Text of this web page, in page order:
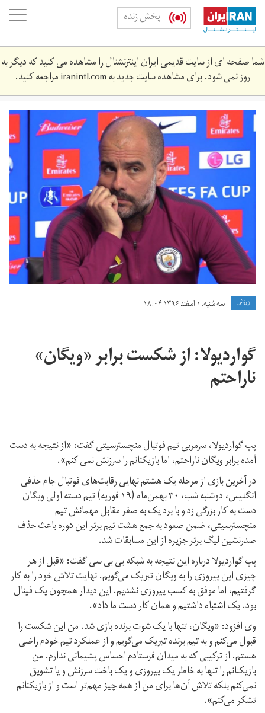
Skip
main
content
پخش زنده
شما صفحه ای از سایت قدیمی ایران اینترنشنال را مشاهده می کنید که دیگر به
روز نمی شود. برای مشاهده سایت جدید بهiranintl.comمراجعه کنید.
maxresdefault.jpg
ورزش سه شنبه, ۱ اسفند ۱۳۹۶ ۱۸:۰۴
گواردیولا: از شکست برابر «ویگان»
ناراحتم
پپ گواردیولا، سرمربی تیم فوتبال منچسترسیتی گفت: «از نتیجه به دست
آمده برابر ویگان ناراحتم، اما بازیکنانم را سرزنش نمی کنم».
در آخرین بازی از مرحله یک هشتم نهایی رقابت‌های فوتبال جام حذفی
انگلیس، دوشنبه شب، ۳۰ بهمن‌ماه (۱۹ فوریه) تیم دسته اولی ویگان
دست به کار بزرگی زد و با برد یک به صفر مقابل مهمانش تیم
منچسترسیتی، ضمن صعود به جمع هشت تیم برتر این دوره باعث حذف
صدرنشین لیگ برتر جزیره از این مسابقات شد.
پپ گواردیولا درباره این نتیجه به شبکه بی بی سی گفت: «قبل از هر
چیزی این پیروزی را به ویگان تبریک می‌گویم. نهایت تلاش خود را به کار
گرفتیم، اما موفق به کسب پیروزی نشدیم. این دیدار همچون یک فینال
بود. یک اشتباه داشتیم و همان کار دست ما داد».
وی افزود: «ویگان، تنها با یک شوت برنده بازی شد. من این شکست را
قبول می‌کنم و به تیم برنده تبریک می‌گویم و از عملکرد تیم خودم راضی
هستم. از ترکیبی که به میدان فرستادم احساس پشیمانی ندارم. من
بازیکنانم را تنها به خاطر یک پیروزی و یک باخت سرزنش و یا تشویق
نمی‌کنم بلکه تلاش آن‌ها برای من از همه چیز مهم‌تر است و از بازیکنانم
تشکر می‌کنم».